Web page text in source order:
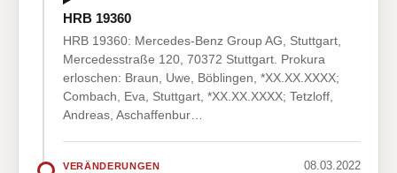
HRB 19360
HRB 19360: Mercedes-Benz Group AG, Stuttgart,
Mercedesstraße 120, 70372 Stuttgart. Prokura
erloschen: Braun, Uwe, Böblingen, *XX.XX.XXXX;
Combach, Eva, Stuttgart, *XX.XX.XXXX; Tetzloff,
Andreas, Aschaffenbur…
VERÄNDERUNGEN 08.03.2022